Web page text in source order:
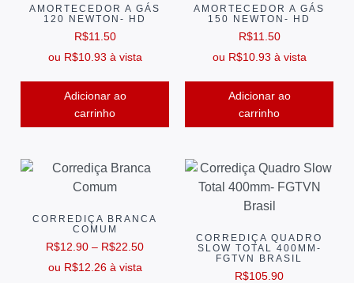
AMORTECEDOR A GÁS
120 NEWTON- HD
R$11.50
ou R$10.93 à vista
Adicionar ao
carrinho
AMORTECEDOR A GÁS
150 NEWTON- HD
R$11.50
ou R$10.93 à vista
Adicionar ao
carrinho
CORREDIÇA BRANCA
COMUM
R$12.90 – R$22.50
ou R$12.26 à vista
CORREDIÇA QUADRO
SLOW TOTAL 400MM-
FGTVN BRASIL
R$105.90